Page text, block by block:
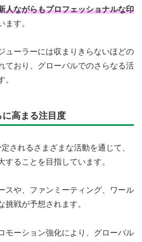
人ながらもプロフェッショナルな印
ます。
ューラーには収まりきらないほどの
ており、グローバルでのさらなる活
。
高まる注目度
されるさまざまな活動を通じて、
することを目指しています。
スや、ファンミーティング、ワール
挑戦が予想されます。
モーション強化により、グローバル